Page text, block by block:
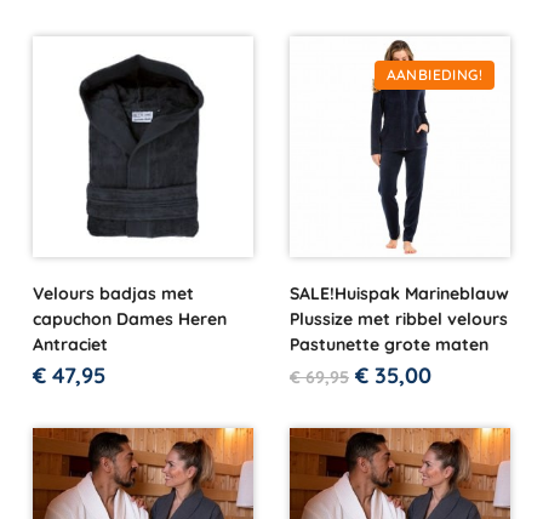
Velours badjas met
capuchon Dames Heren
Antraciet
€ 47,95
AANBIEDING!
SALE!Huispak Marineblauw
Plussize met ribbel velours
Pastunette grote maten
€69,95 € 35,00